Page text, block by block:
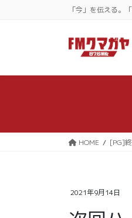
に
ョ
動
「今」を伝える。
HOME [PG]
2021年9月14日